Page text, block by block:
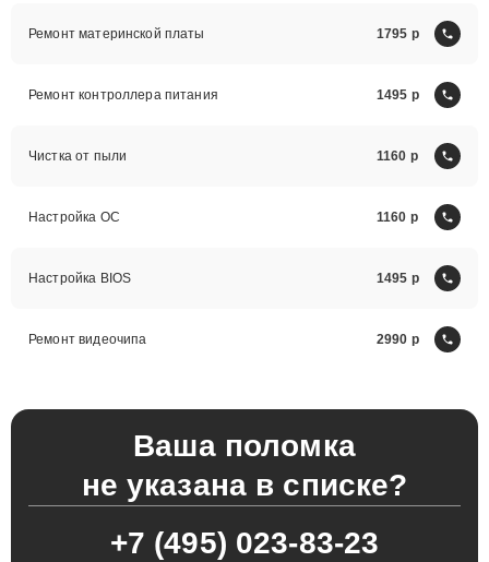
Ремонт материнской платы 1795
Ремонт контроллера питания 1495
Чистка от пыли 1160
Настройка ОС 1160
Настройка BIOS 1495
Ремонт видеочипа 2990
Ваша поломка
не указана в списке?
+7 (495) 023-83-23